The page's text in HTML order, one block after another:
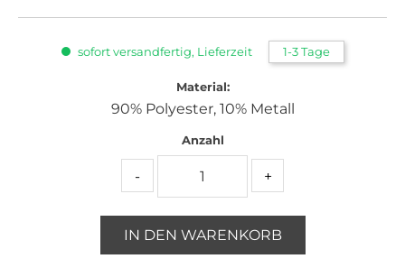
sofort versandfertig, Lieferzeit 1-3 Tage
Material:
90% Polyester, 10% Metall
Anzahl
- +
IN DEN WARENKORB